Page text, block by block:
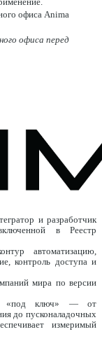
офиса Anima
офиса перед
и разработчик
в Реестр
автоматизацию,
контроль доступа и
мира по версии
«под ключ» — от
до пусконаладочных
измеримый